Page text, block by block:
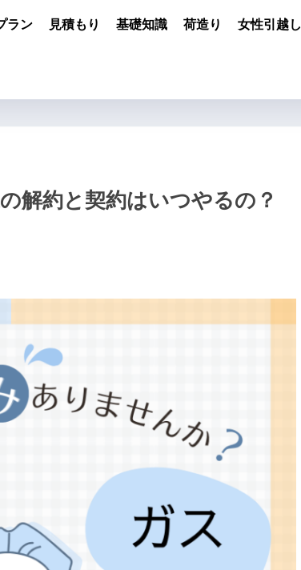
ラン 見積もり 基礎知識 荷造り 女性引越し
解約と契約はいつやるの？